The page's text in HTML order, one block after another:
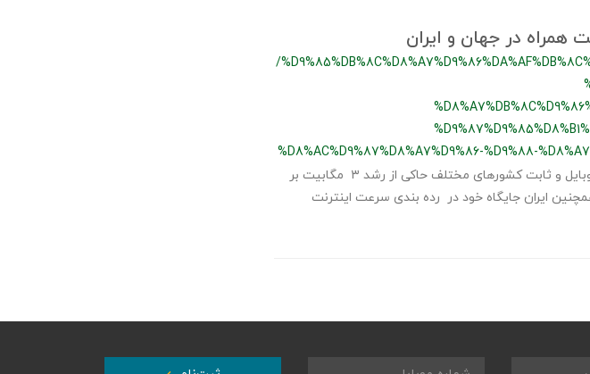
همراه در جهان و ایران
/
%D8%AC%D9%87%D8%A7%D9%86-%D9%88-
جدیدترین گزارش از سرعت اینترنت موبایل و ثابت کشورهای مختلف حاکی از رشد ۳ مگابیت بر
ایران جایگاه خود در رده بندی سرعت اینترنت